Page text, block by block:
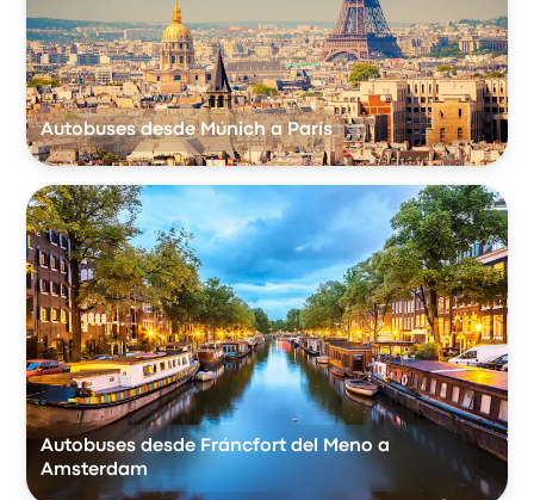
Autobuses desde Múnich a París
Autobuses desde Fráncfort del Meno a
Amsterdam